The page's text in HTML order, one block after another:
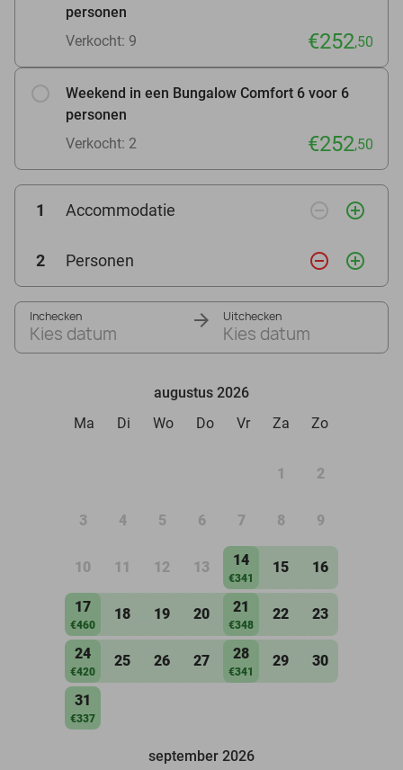
personen
Verkocht: 9
€252,50
Weekend in een Bungalow Comfort 6 voor 6
personen
Verkocht: 2
€252,50
1 Accommodatie remove_circle_outline add_circle_outline
2 Personen remove_circle_outline add_circle_outline
Inchecken
Kies datum
Uitchecken
Kies datum
augustus 2026
Ma
Di Wo Do Vr Za Zo
1 2
3 4 5 6 7 8 9
10 11 12 13 14
€341
15 16
17
€460
18 19 20 21
€348
22 23
24
€420
25 26 27 28
€341
29 30
31
€337
september 2026